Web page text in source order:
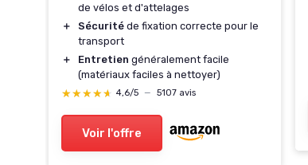
de vélos et d'attelages
＋
Sécurité de fixation correcte pour le
transport
＋
Entretien généralement facile
(matériaux faciles à nettoyer)
★★★★★
★★★★★ 4,6/5 — 5107 avis
Voir l'offre